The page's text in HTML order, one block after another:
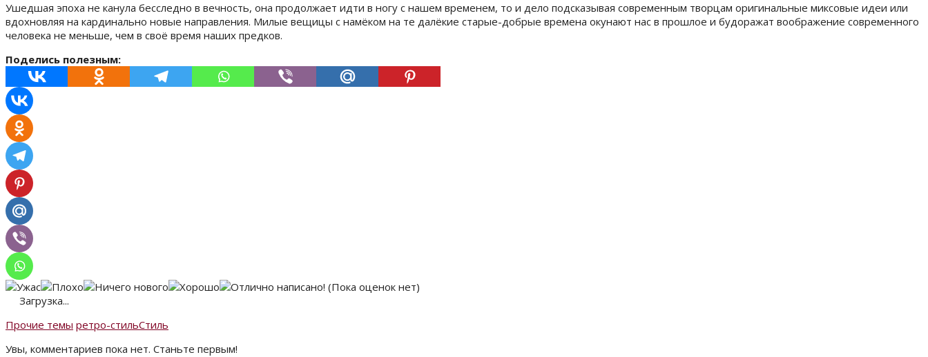
Ушедшая эпоха не канула бесследно в вечность, она продолжает идти в ногу с нашем временем, то и дело подсказывая современным творцам оригинальные миксовые идеи или
вдохновляя на кардинально новые направления. Милые вещицы с намёком на те далёкие старые-добрые времена окунают нас в прошлое и будоражат воображение современного
человека не меньше, чем в своё время наших предков.
Поделись полезным:
(Пока оценок нет)
Загрузка...
Прочие темы ретро-стильСтиль
Увы, комментариев пока нет. Станьте первым!